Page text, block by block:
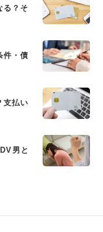
る？そ
件・債
支払い
男と